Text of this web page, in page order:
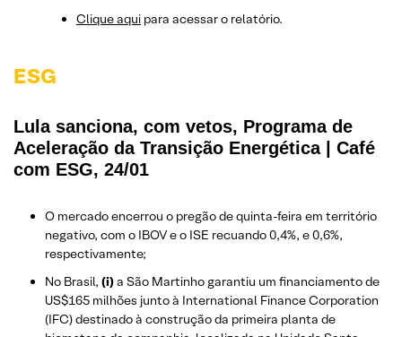
Clique aqui para acessar o relatório.
ESG
Lula sanciona, com vetos, Programa de
Aceleração da Transição Energética | Café
com ESG, 24/01
O mercado encerrou o pregão de quinta-feira em território
negativo, com o IBOV e o ISE recuando 0,4%, e 0,6%,
respectivamente;
No Brasil, (i)a São Martinho garantiu um financiamento de
US$165 milhões junto à International Finance Corporation
(IFC) destinado à construção da primeira planta de